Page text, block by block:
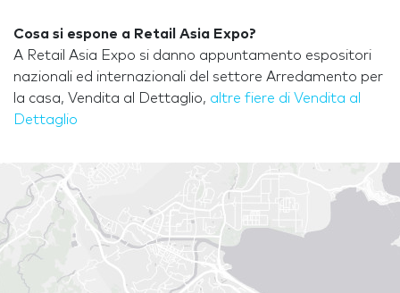
Cosa si espone a Retail Asia Expo?
A Retail Asia Expo si danno appuntamento espositori
nazionali ed internazionali del settore Arredamento per
la casa, Vendita al Dettaglio, altre fiere di Vendita al
Dettaglio